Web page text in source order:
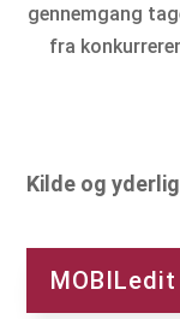
gennemgang
fra
Kilde og
MOBILedit